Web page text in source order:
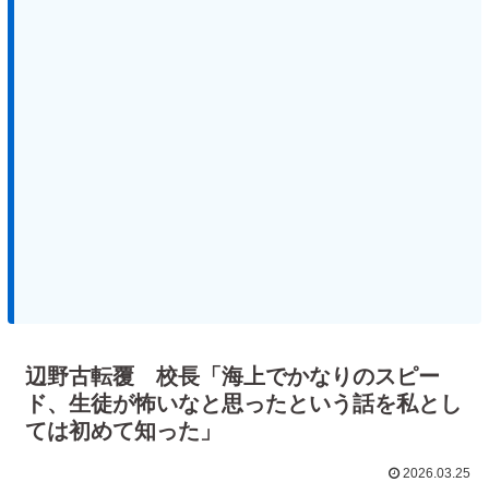
辺野古転覆 校長「海上でかなりのスピー
ド、生徒が怖いなと思ったという話を私とし
ては初めて知った」
2026.03.25